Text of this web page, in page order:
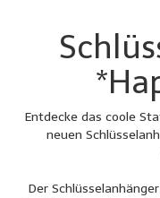
Entdecke das coole
neuen
Der